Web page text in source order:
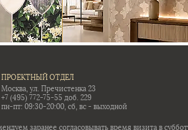
ПРОЕКТНЫЙ ОТДЕЛ
Москва, ул. Пречистенка 23
+7 (495) 772-75-55 доб. 229
пн-пт: 09:30-20:00, сб, вс - выходной
заранее согласовывать время визита в